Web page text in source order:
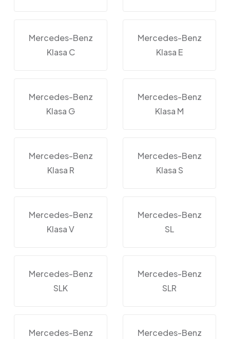
Mercedes-Benz
Klasa C
Mercedes-Benz
Klasa E
Mercedes-Benz
Klasa G
Mercedes-Benz
Klasa M
Mercedes-Benz
Klasa R
Mercedes-Benz
Klasa S
Mercedes-Benz
Klasa V
Mercedes-Benz
SL
Mercedes-Benz
SLK
Mercedes-Benz
SLR
Mercedes-Benz
Mercedes-Benz